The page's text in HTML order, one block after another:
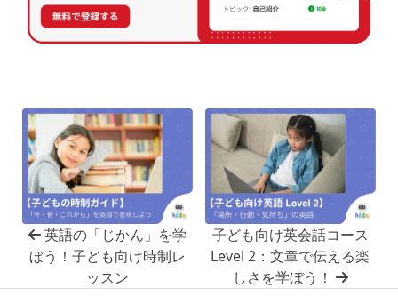
英語の「じかん」を学
ぼう！子ども向け時制レ
ッスン
子ども向け英会話コース
Level 2：文章で伝える楽
しさを学ぼう！